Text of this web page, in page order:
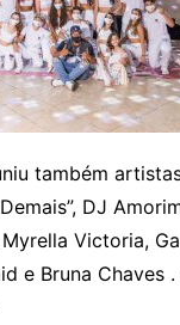
também
DJ
Victoria,
e Bruna